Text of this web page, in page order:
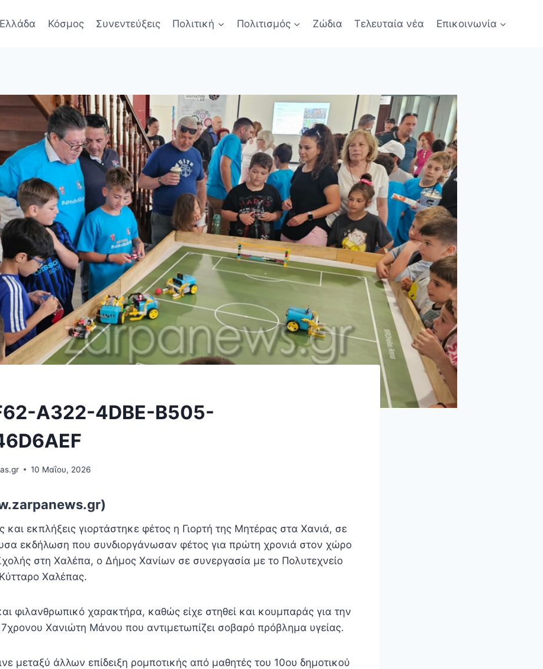
Ελλάδα Κόσμος Συνεντεύξεις Πολιτική Πολιτισμός Ζώδια Τελευταία νέα Επικοινωνία
A322-4DBE-B505-
10 Μαΐου, 2026
και εκπλήξεις γιορτάστηκε φέτος η Γιορτή της Μητέρας στα Χανιά, σε
εκδήλωση που συνδιοργάνωσαν φέτος για πρώτη χρονιά στον χώρο
στη Χαλέπα, ο Δήμος Χανίων σε συνεργασία με το Πολυτεχνείο
Χαλέπας.
φιλανθρωπικό χαρακτήρα, καθώς είχε στηθεί και κουμπαράς για την
Χανιώτη Μάνου που αντιμετωπίζει σοβαρό πρόβλημα υγείας.
μεταξύ άλλων επίδειξη ρομποτικής από μαθητές του 10ου δημοτικού